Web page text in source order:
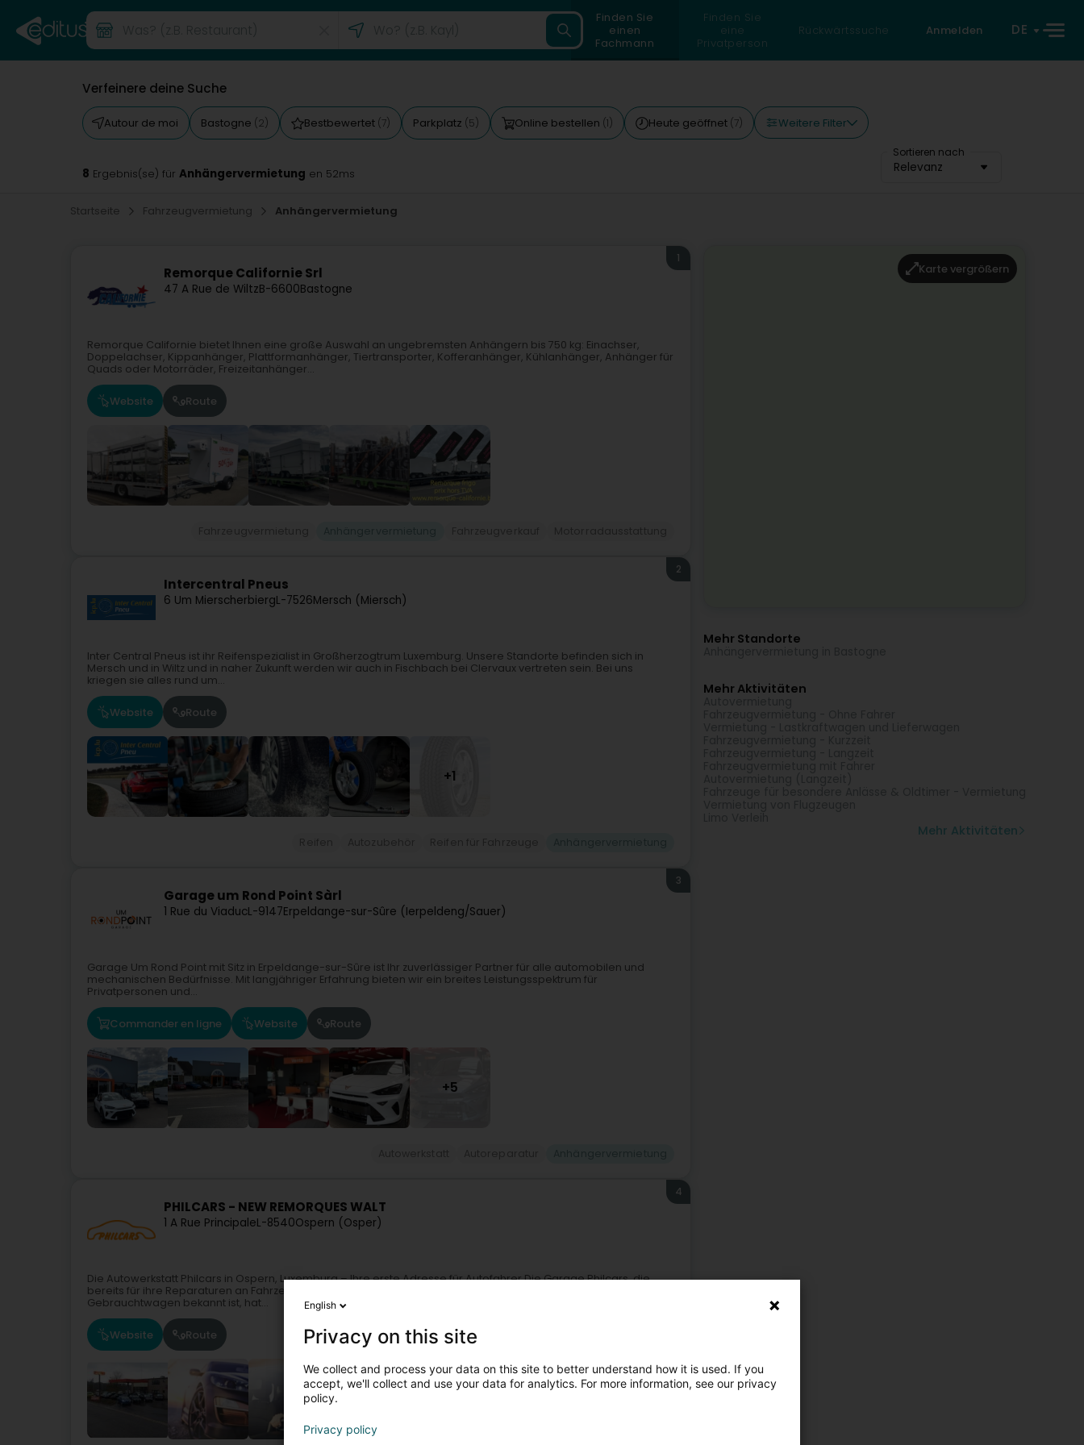
Finden Sie
einen
Fachmann
Finden Sie
eine
Privatperson
Rückwärtssuche Anmelden DE
Verfeinere deine Suche
Autour de moi Bastogne (2) Bestbewertet (7) Parkplatz (5) Online bestellen (1) Heute geöffnet (7) Weitere Filter
Sortieren nach
Relevanz
8 Ergebnis(se) für Anhängervermietung en 52ms
Startseite Fahrzeugvermietung Anhängervermietung
Remorque Californie Srl
47 A Rue de WiltzB-6600Bastogne
1
Remorque Californie bietet Ihnen eine große Auswahl an ungebremsten Anhängern bis 750 kg: Einachser,
Doppelachser, Kippanhänger, Plattformanhänger, Tiertransporter, Kofferanhänger, Kühlanhänger, Anhänger für
Quads oder Motorräder, Freizeitanhänger...
Website Route
Intercentral Pneus
6 Um MierscherbiergL-7526Mersch (Miersch)
2
Inter Central Pneus ist ihr Reifenspezialist in Großherzogtrum Luxemburg. Unsere Standorte befinden sich in
Mersch und in Wiltz und in naher Zukunft werden wir auch in Fischbach bei Clervaux vertreten sein. Bei uns
kriegen sie alles rund um...
Website Route
+1
Garage um Rond Point Sàrl
1 Rue du ViaducL-9147Erpeldange-sur-Sûre (Ierpeldeng/Sauer)
3
Garage Um Rond Point mit Sitz in Erpeldange-sur-Sûre ist Ihr zuverlässiger Partner für alle automobilen und
mechanischen Bedürfnisse. Mit langjähriger Erfahrung bieten wir ein breites Leistungsspektrum für
Privatpersonen und...
Commander en ligne Website Route
+5
PHILCARS - NEW REMORQUES WALT
1 A Rue PrincipaleL-8540Ospern (Osper)
4
Die Autowerkstatt Philcars in Ospern, Luxemburg – Ihre erste Adresse für Autofahrer.Die Garage Philcars, die
bereits für ihre Reparaturen an Fahrzeugen aller Marken, die Vermietung von Transportern und den Verkauf von
Gebrauchtwagen bekannt ist, hat...
Website Route
Karte vergrößern
Mehr Standorte
Mehr Aktivitäten
Mehr Aktivitäten
English
Privacy on this site
We collect and process your data on this site to better understand how it is used. If you
accept, we'll collect and use your data for analytics. For more information, see our privacy
policy.
Privacy policy